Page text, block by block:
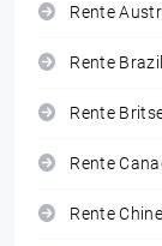
Rente
Rente
Rente
Rente
Rente